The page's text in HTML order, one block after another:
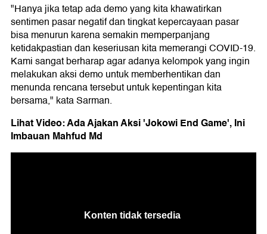
"Hanya jika tetap ada demo yang kita khawatirkan
sentimen pasar negatif dan tingkat kepercayaan pasar
bisa menurun karena semakin memperpanjang
ketidakpastian dan keseriusan kita memerangi COVID-19.
Kami sangat berharap agar adanya kelompok yang ingin
melakukan aksi demo untuk memberhentikan dan
menunda rencana tersebut untuk kepentingan kita
bersama," kata Sarman.
Lihat Video: Ada Ajakan Aksi 'Jokowi End Game', Ini
Imbauan Mahfud Md